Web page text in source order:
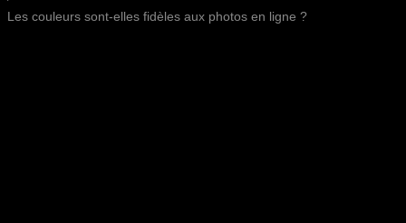
Les couleurs sont-elles fidèles aux photos en ligne ?